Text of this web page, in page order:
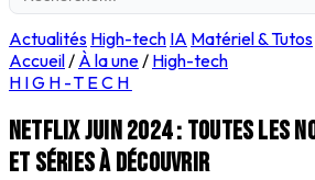
Actualités High-tech IA Matériel & Tutos
Accueil/ À la une/ High-tech
HIGH-TECH
Netflix juin 2024 : toutes les
et séries à découvrir